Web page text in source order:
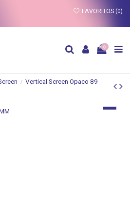
FAVORITOS (0)
0
Vertical Screen Opaco 89